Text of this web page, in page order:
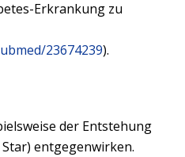
Erkrankung zu
23674239).
der Entstehung
entgegenwirken.